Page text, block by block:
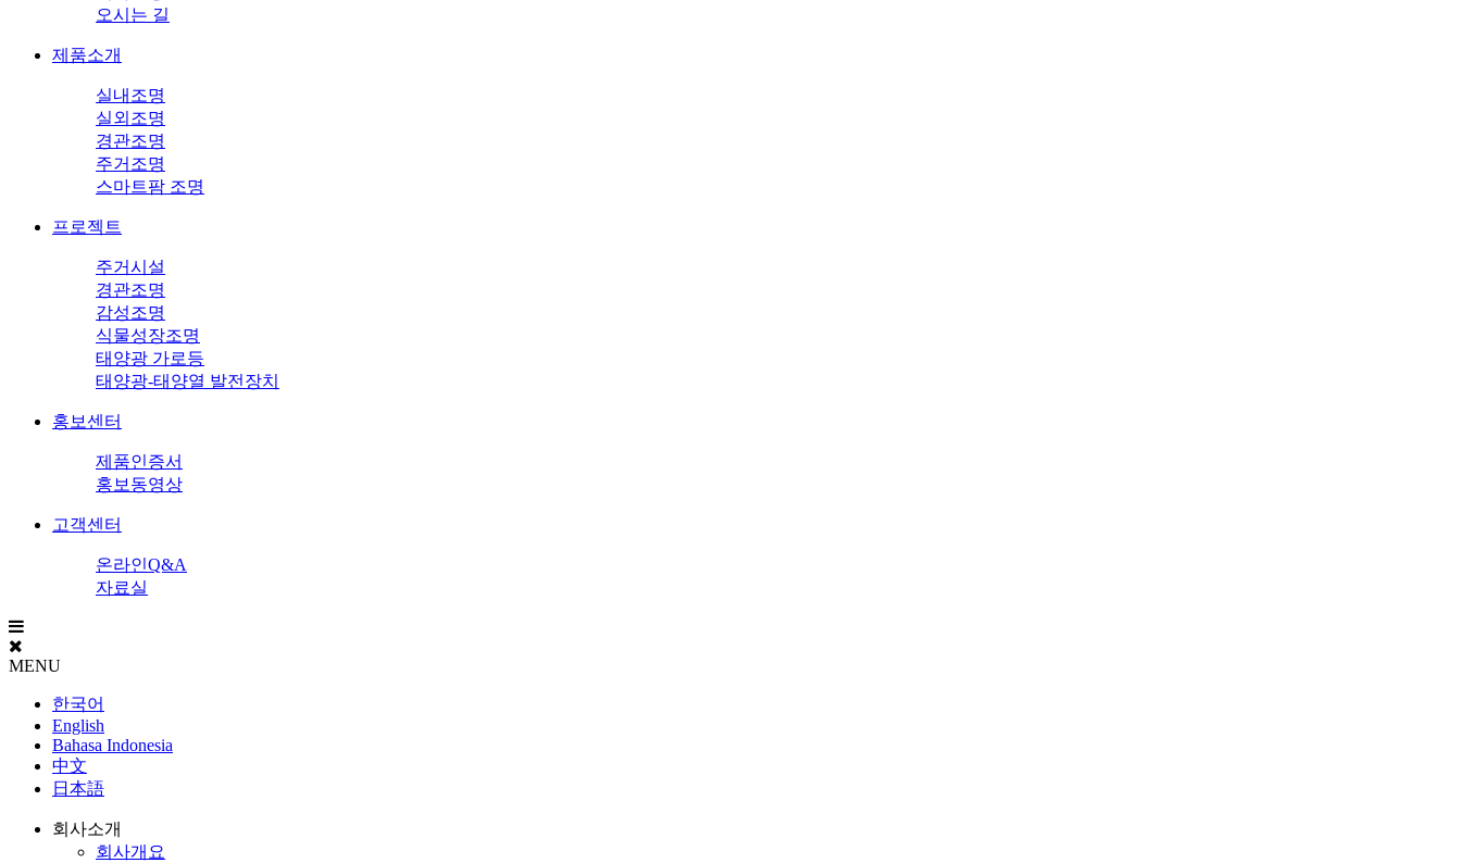
오시는 길
제품소개
실내조명
실외조명
경관조명
주거조명
스마트팜 조명
프로젝트
주거시설
경관조명
감성조명
식물성장조명
태양광 가로등
태양광-태양열 발전장치
홍보센터
제품인증서
홍보동영상
고객센터
온라인Q&A
자료실
MENU
한국어
English
Bahasa Indonesia
中文
日本語
회사소개
회사개요